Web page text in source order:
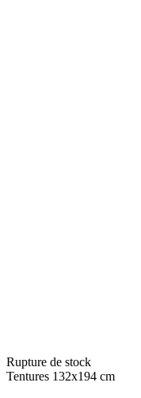
Rupture de stock
Tentures 132x194 cm